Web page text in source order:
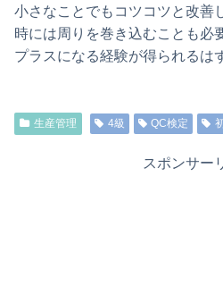
小さなことでもコツコツと改善
時には周りを巻き込むことも必
プラスになる経験が得られるは
生産管理 4級 QC検定
スポンサー